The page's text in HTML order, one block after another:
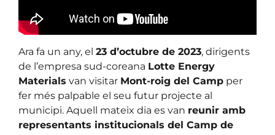
Ara fa un any, el 23 d’octubre de 2023, dirigents
de l’empresa sud-coreana Lotte Energy
Materials van visitar Mont-roig del Camp per
fer més palpable el seu futur projecte al
municipi. Aquell mateix dia es van reunir amb
representants institucionals del Camp de